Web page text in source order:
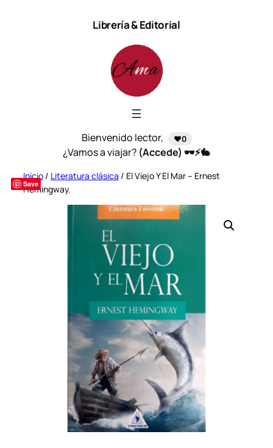
Librería & Editorial
Bienvenido lector, ❤️0
¿Vamos a viajar? (Accede) 🕶️⚡🐇
Save
Inicio / Literatura clásica / El Viejo Y El Mar – Ernest
Hemingway.